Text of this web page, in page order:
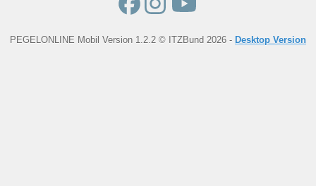
PEGELONLINE Mobil Version 1.2.2 © ITZBund 2026 - Desktop Version